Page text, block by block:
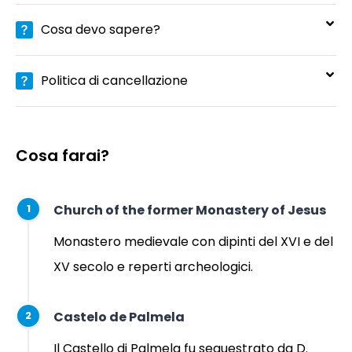
Cosa devo sapere?
Politica di cancellazione
Cosa farai?
1
Church of the former Monastery of Jesus
Monastero medievale con dipinti del XVI e del
XV secolo e reperti archeologici.
2
Castelo de Palmela
Il Castello di Palmela fu sequestrato da D.